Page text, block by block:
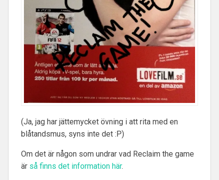
(Ja, jag har jättemycket övning i att rita med en
blåtandsmus, syns inte det :P)
Om det är någon som undrar vad Reclaim the game
är så finns det information här.